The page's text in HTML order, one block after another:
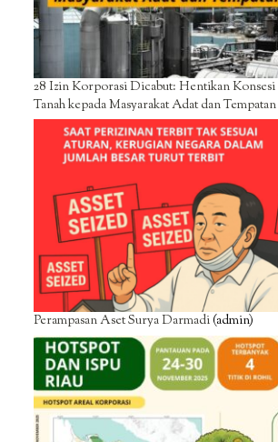
28 Izin Korporasi Dicabut: Hentikan
Tanah kepada Masyarakat Adat dan Tempatan
Perampasan Aset Surya Darmadi(admin)